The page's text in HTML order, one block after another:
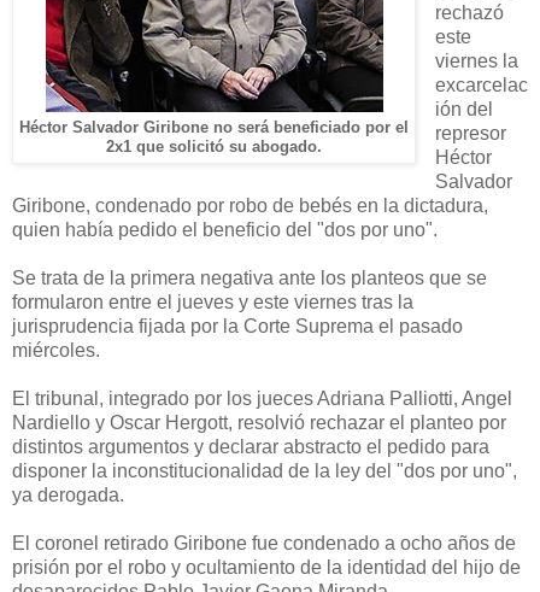
Héctor Salvador Giribone no será beneficiado por el
2x1 que solicitó su abogado.
rechazó
este
viernes la
excarcelac
ión del
represor
Héctor
Salvador
Giribone, condenado por robo de bebés en la dictadura,
quien había pedido el beneficio del "dos por uno".
Se trata de la primera negativa ante los planteos que se
formularon entre el jueves y este viernes tras la
jurisprudencia fijada por la Corte Suprema el pasado
miércoles.
El tribunal, integrado por los jueces Adriana Palliotti, Angel
Nardiello y Oscar Hergott, resolvió rechazar el planteo por
distintos argumentos y declarar abstracto el pedido para
disponer la inconstitucionalidad de la ley del "dos por uno",
ya derogada.
El coronel retirado Giribone fue condenado a ocho años de
prisión por el robo y ocultamiento de la identidad del hijo de